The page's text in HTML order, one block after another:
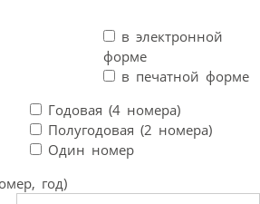
в электронной
форме
в печатной форме
Годовая (4 номера)
Полугодовая (2 номера)
Один номер
год)